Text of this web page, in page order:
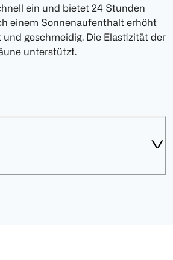
ein und bietet 24 Stunden
einem Sonnenaufenthalt erhöht
geschmeidig. Die Elastizität der
unterstützt.